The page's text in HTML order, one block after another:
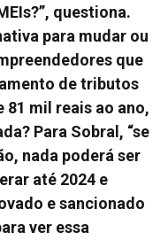
questiona.
para mudar ou
que
de tributos
mil reais ao ano,
Para Sobral, “se
nada poderá ser
até 2024 e
e sancionado
ver essa